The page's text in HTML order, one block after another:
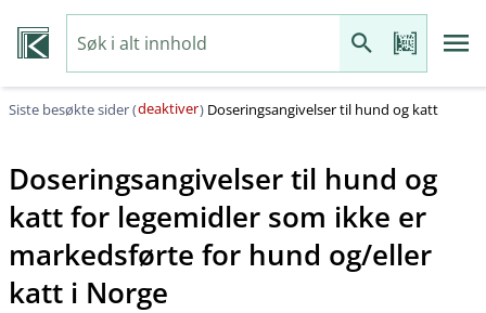
Siste besøkte sider (deaktiver) Doseringsangivelser til hund og katt
Doseringsangivelser til hund og
katt for legemidler som ikke er
markedsførte for hund og​/​eller
katt i Norge